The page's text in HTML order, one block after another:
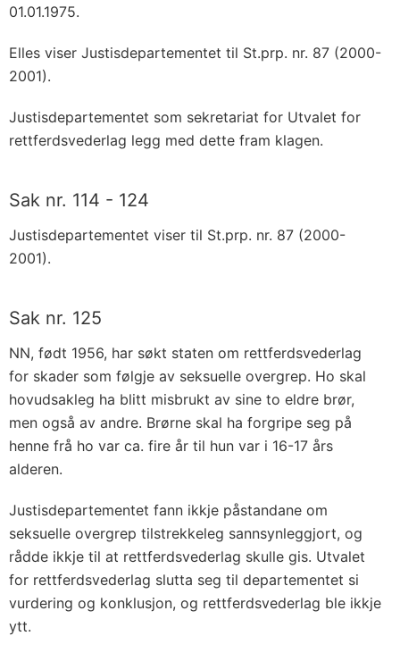
01.01.1975.
Elles viser Justisdepartementet til St.prp. nr. 87 (2000-
2001).
Justisdepartementet som sekretariat for Utvalet for
rettferdsvederlag legg med dette fram klagen.
Sak nr. 114 - 124
Justisdepartementet viser til St.prp. nr. 87 (2000-
2001).
Sak nr. 125
NN, født 1956, har søkt staten om rettferdsvederlag
for skader som følgje av seksuelle overgrep. Ho skal
hovudsakleg ha blitt misbrukt av sine to eldre brør,
men også av andre. Brørne skal ha forgripe seg på
henne frå ho var ca. fire år til hun var i 16-17 års
alderen.
Justisdepartementet fann ikkje påstandane om
seksuelle overgrep tilstrekkeleg sannsynleggjort, og
rådde ikkje til at rettferdsvederlag skulle gis. Utvalet
for rettferdsvederlag slutta seg til departementet si
vurdering og konklusjon, og rettferdsvederlag ble ikkje
ytt.